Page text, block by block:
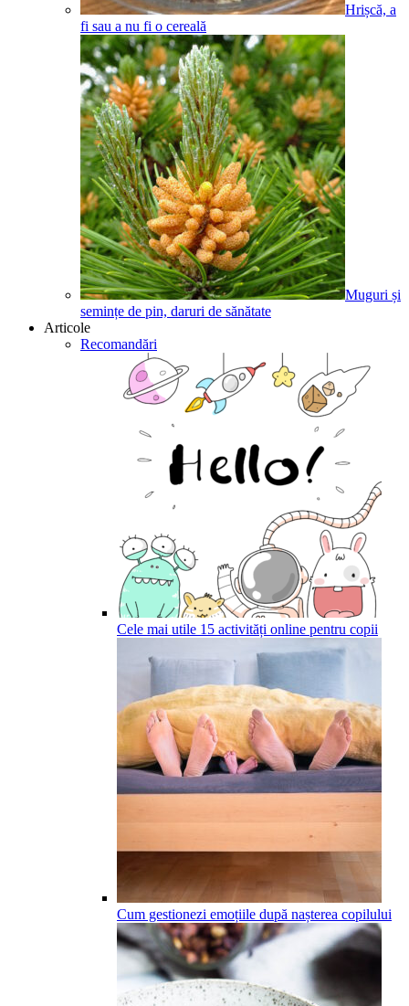
Hrișcă, a
fi sau a nu fi o cereală
Muguri și
semințe de pin, daruri de sănătate
Articole
Recomandări
Cele mai utile 15 activități online pentru copii
Cum gestionezi emoțiile după nașterea copilului